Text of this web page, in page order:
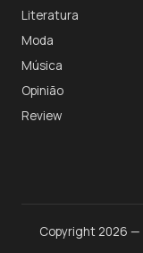
Literatura
Moda
Música
Opinião
Review
Copyright 2026 —